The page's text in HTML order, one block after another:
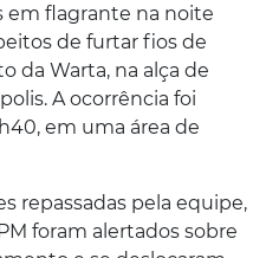
em flagrante na noite
de furtar fios de
da Warta, na alça de
A ocorrência foi
em uma área de
repassadas pela equipe,
foram alertados sobre